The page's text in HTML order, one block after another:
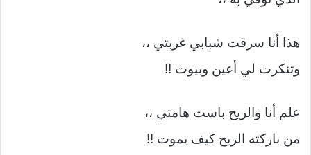
هذا أنا سرقت شبابي غربتي ،،
وتنكرت لي أعين وبيوت !!
علم أنا والريح باست هامتي ،،
من باركته الريح كيف يموت !!